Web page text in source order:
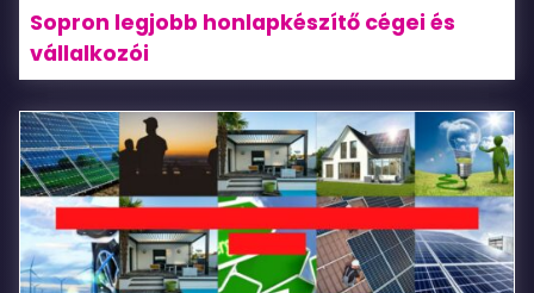
Sopron legjobb honlapkészítő cégei és
vállalkozói